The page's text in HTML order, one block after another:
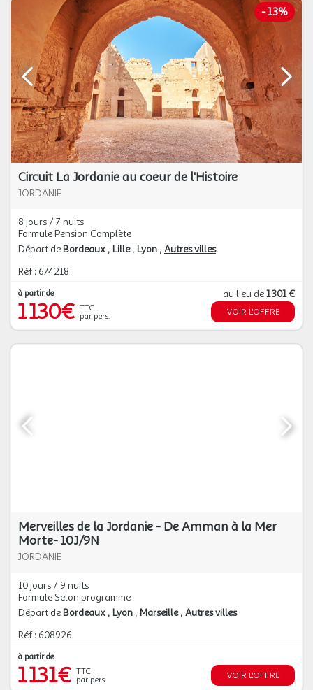
-13%
Circuit La Jordanie au coeur de l'Histoire
JORDANIE
8 jours / 7 nuits
Formule Pension Complète
Départ de Bordeaux Lille Lyon Autres villes
Réf : 674218
à partir de
1 130€ TTC
par pers.
au lieu de1 301 €
VOIR L'OFFRE
Merveilles de la Jordanie - De Amman à la Mer
Morte- 10J/9N
JORDANIE
10 jours / 9 nuits
Formule Selon programme
Départ de Bordeaux Lyon Marseille Autres villes
Réf : 608926
à partir de
1 131€ TTC
par pers.
VOIR L'OFFRE